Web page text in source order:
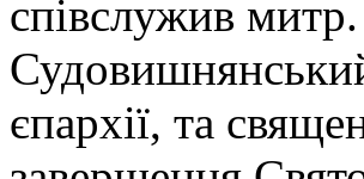
співслужив
єпархії, та